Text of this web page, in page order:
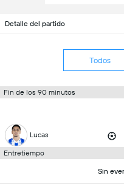
Detalle del partido
Todos
Fin de los 90 minutos
Lucas
Entretiempo
Sin